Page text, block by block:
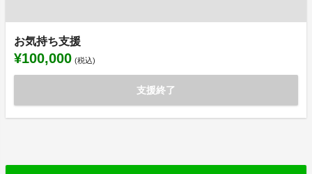
お気持ち支援
¥100,000 (税込)
支援終了